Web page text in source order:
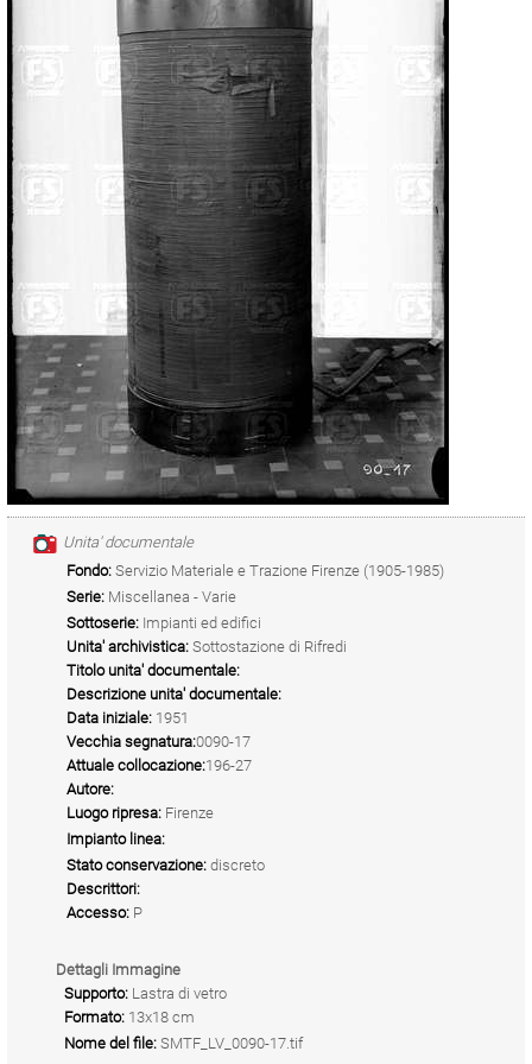
Unita' documentale
Fondo: Servizio Materiale e Trazione Firenze (1905-1985)
Serie: Miscellanea - Varie
Sottoserie: Impianti ed edifici
Unita' archivistica: Sottostazione di Rifredi
Titolo unita' documentale:
Descrizione unita' documentale:
Data iniziale: 1951
Vecchia segnatura:0090-17
Attuale collocazione:196-27
Autore:
Luogo ripresa: Firenze
Impianto linea:
Stato conservazione: discreto
Descrittori:
Accesso: P
Dettagli Immagine
Supporto: Lastra di vetro
Formato: 13x18 cm
Nome del file: SMTF_LV_0090-17.tif